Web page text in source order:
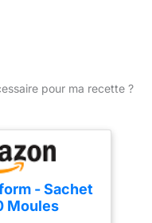
pour ma recette ?
- Sachet
Moules